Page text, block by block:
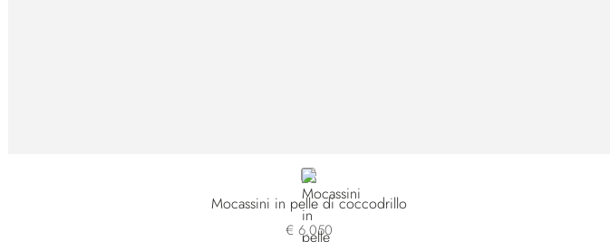
GREEN
Mocassini in pelle di coccodrillo
€ 6.050